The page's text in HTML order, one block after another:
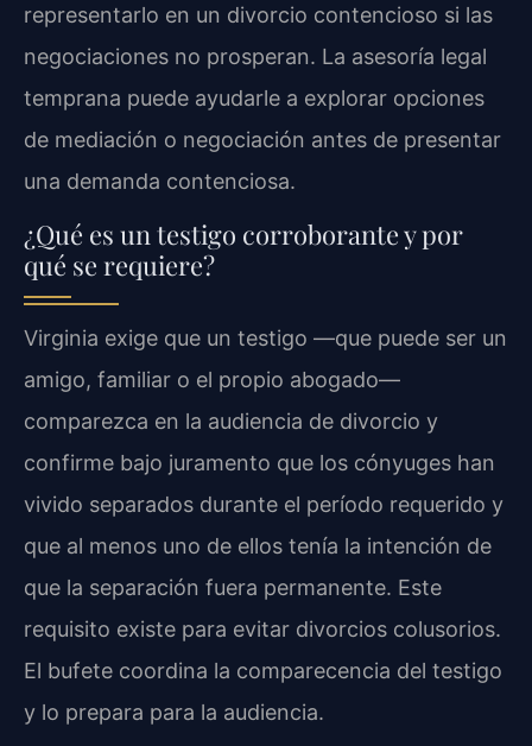
representarlo en un divorcio contencioso si las
negociaciones no prosperan. La asesoría legal
temprana puede ayudarle a explorar opciones
de mediación o negociación antes de presentar
una demanda contenciosa.
¿Qué es un testigo corroborante y por
qué se requiere?
Virginia exige que un testigo —que puede ser un
amigo, familiar o el propio abogado—
comparezca en la audiencia de divorcio y
confirme bajo juramento que los cónyuges han
vivido separados durante el período requerido y
que al menos uno de ellos tenía la intención de
que la separación fuera permanente. Este
requisito existe para evitar divorcios colusorios.
El bufete coordina la comparecencia del testigo
y lo prepara para la audiencia.